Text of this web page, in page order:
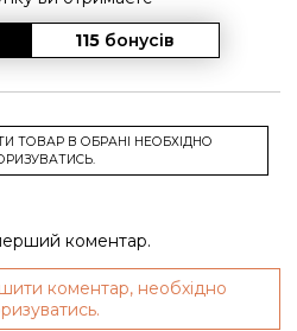
115 бонусів
ТОВАР В ОБРАНІ НЕОБХІДНО
коментар.
коментар, необхідно